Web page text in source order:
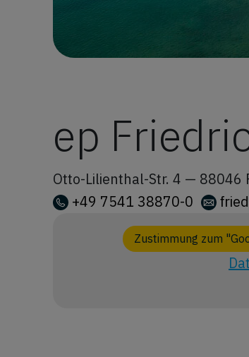
ep
Otto-Lilienthal-Str. 4 — 88046
+49 7541 38870-0
Zustimmung zum